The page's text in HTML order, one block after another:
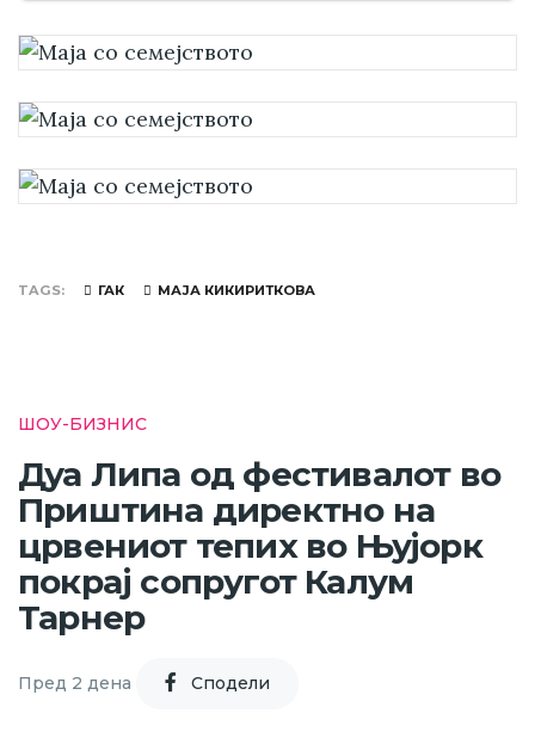
TAGS ГАК МАЈА КИКИРИТКОВА
ШОУ-БИЗНИС
Дуа Липа од фестивалот во
Приштина директно на
црвениот тепих во Њујорк
покрај сопругот Калум
Тарнер
Пред 2 дена Cподели